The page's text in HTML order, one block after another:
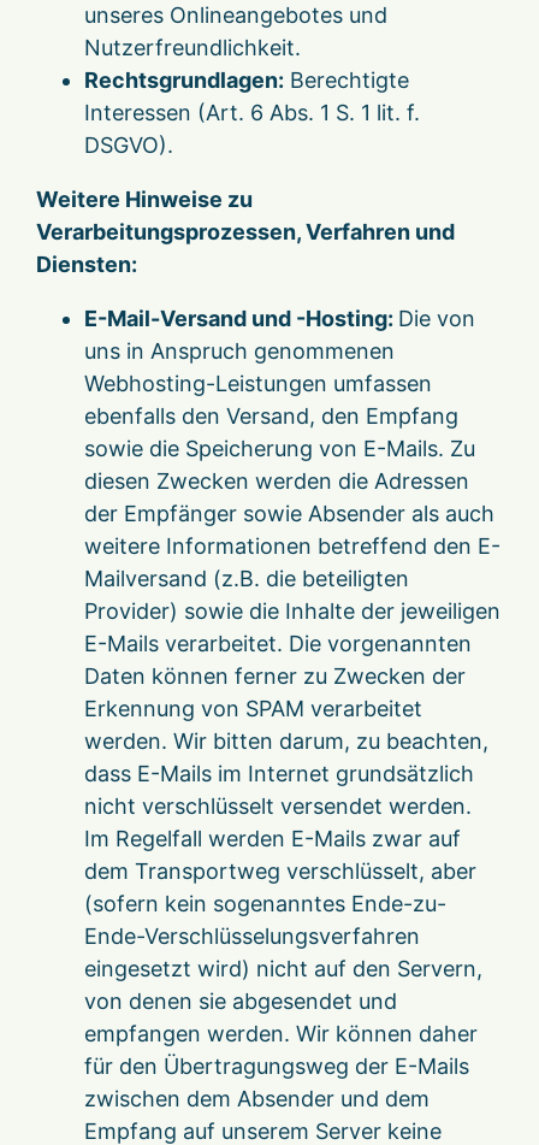
unseres Onlineangebotes und
Nutzerfreundlichkeit.
Rechtsgrundlagen: Berechtigte
Interessen (Art. 6 Abs. 1 S. 1 lit. f.
DSGVO).
Weitere Hinweise zu
Verarbeitungsprozessen, Verfahren und
Diensten:
E-Mail-Versand und -Hosting: Die von
uns in Anspruch genommenen
Webhosting-Leistungen umfassen
ebenfalls den Versand, den Empfang
sowie die Speicherung von E-Mails. Zu
diesen Zwecken werden die Adressen
der Empfänger sowie Absender als auch
weitere Informationen betreffend den E-
Mailversand (z.B. die beteiligten
Provider) sowie die Inhalte der jeweiligen
E-Mails verarbeitet. Die vorgenannten
Daten können ferner zu Zwecken der
Erkennung von SPAM verarbeitet
werden. Wir bitten darum, zu beachten,
dass E-Mails im Internet grundsätzlich
nicht verschlüsselt versendet werden.
Im Regelfall werden E-Mails zwar auf
dem Transportweg verschlüsselt, aber
(sofern kein sogenanntes Ende-zu-
Ende-Verschlüsselungsverfahren
eingesetzt wird) nicht auf den Servern,
von denen sie abgesendet und
empfangen werden. Wir können daher
für den Übertragungsweg der E-Mails
zwischen dem Absender und dem
Empfang auf unserem Server keine